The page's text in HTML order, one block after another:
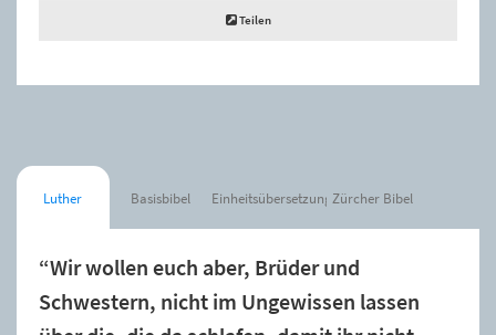
Teilen
Luther Basisbibel Einheitsübersetzung Zürcher Bibel
“Wir wollen euch aber, Brüder und
Schwestern, nicht im Ungewissen lassen